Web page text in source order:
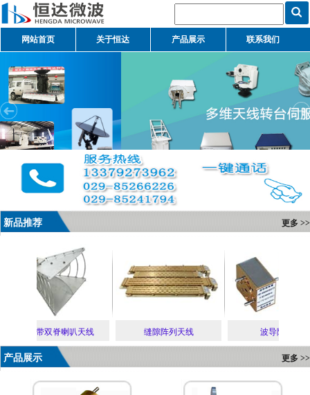
网站首页 关于恒达 产品展示 联系我们
新品推荐 更多 >>
超宽带双脊喇叭天线 缝隙阵列天线 波导隔离器
产品展示 更多 >>